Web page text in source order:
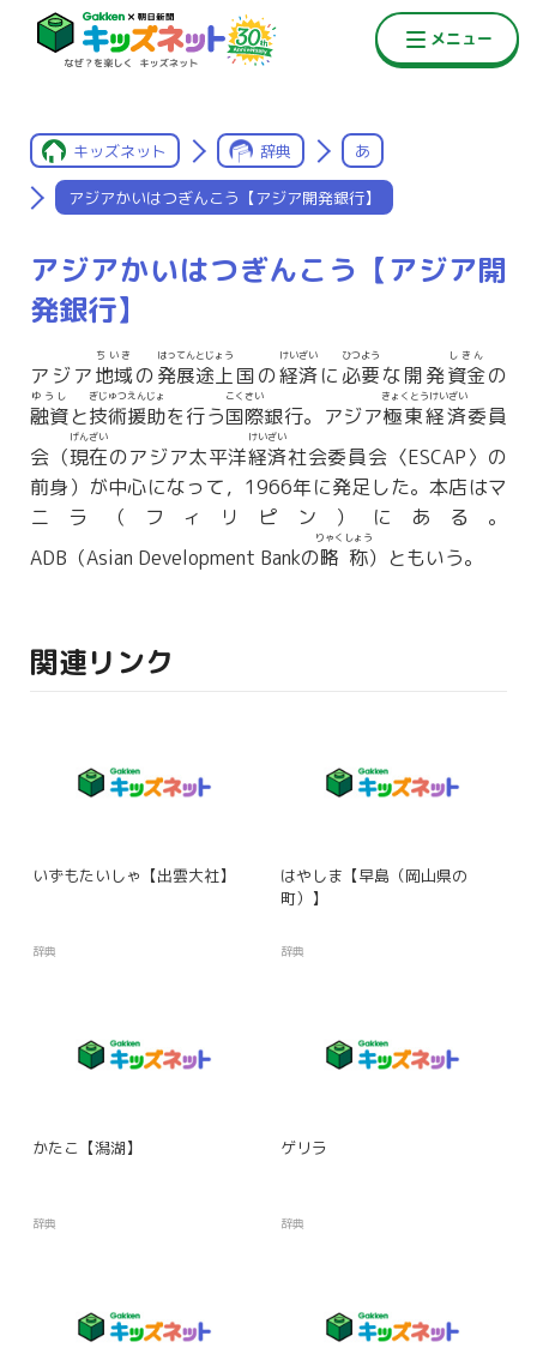
キッズネット 辞典 あ
アジアかいはつぎんこう【アジア開発銀行】
アジアかいはつぎんこう【アジア開
発銀行】
アジア地域
ちいき
の発展途上
はってんとじょう
国の経済
けいざい
に必要
ひつよう
な開発資金
しきん
の
融資
ゆうし
と技術援助
ぎじゅつえんじょ
を行う国際
こくさい
銀行。アジア極東経済
きょくとうけいざい
委員
会（現在
げんざい
のアジア太平洋経済
けいざい
社会委員会〈ESCAP〉の
前身）が中心になって，1966年に発足した。本店はマ
ニラ（フィリピン）にある。
ADB（Asian Development Bankの略称
りゃくしょう
）ともいう。
関連リンク
いずもたいしゃ【出雲大社】
辞典
はやしま【早島（岡山県の
町）】
辞典
かたこ【潟湖】
辞典
ゲリラ
辞典